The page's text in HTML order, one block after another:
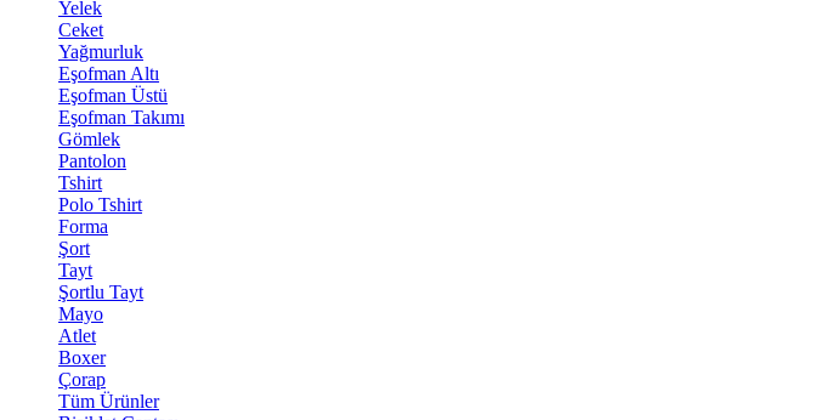
Yelek
Ceket
Yağmurluk
Eşofman Altı
Eşofman Üstü
Eşofman Takımı
Gömlek
Pantolon
Tshirt
Polo Tshirt
Forma
Şort
Tayt
Şortlu Tayt
Mayo
Atlet
Boxer
Çorap
Tüm Ürünler